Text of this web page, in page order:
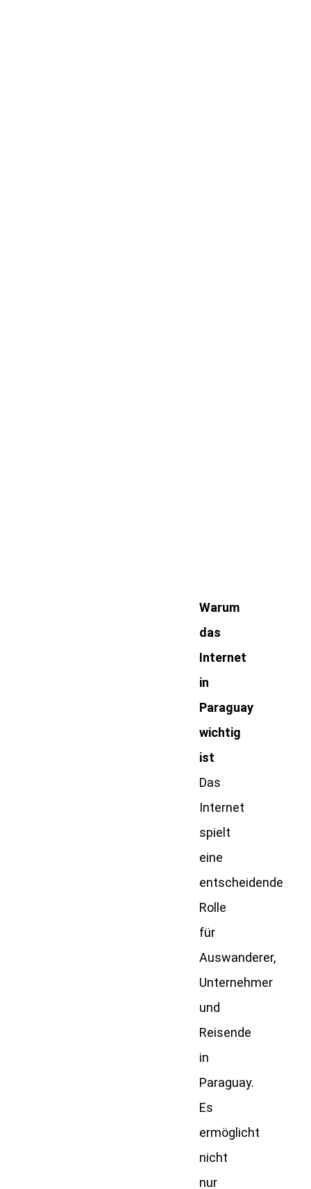
Warum
das
Internet
in
Paraguay
wichtig
ist
Das
Internet
spielt
eine
entscheidende
Rolle
für
Auswanderer,
Unternehmer
und
Reisende
in
Paraguay.
Es
ermöglicht
nicht
nur